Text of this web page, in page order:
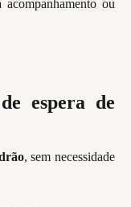
acompanhamento ou
espera de
, sem necessidade